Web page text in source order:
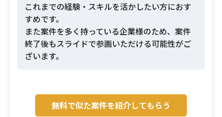
これまでの経験・スキルを活かしたい方におす
すめです。
また案件を多く持っている企業様のため、案件
終了後もスライドで参画いただける可能性がご
ざいます。
無料で似た案件を紹介してもらう